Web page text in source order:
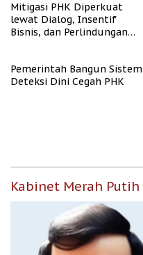
Mitigasi PHK Diperkuat
lewat Dialog, Insentif
Bisnis, dan Perlindungan
Pemerintah Bangun Sistem
Deteksi Dini Cegah PHK
Kabinet Merah Putih